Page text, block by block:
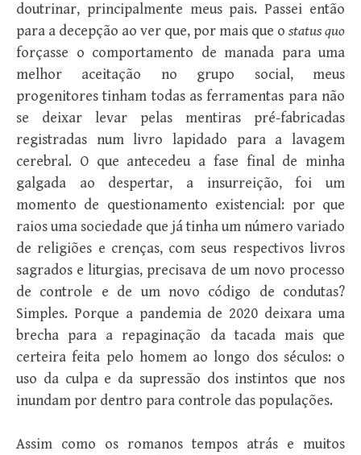
doutrinar, principalmente meus pais. Passei então
para a decepção ao ver que, por mais que o statusquo
forçasse o comportamento de manada para uma
melhor aceitação no grupo social, meus
progenitores tinham todas as ferramentas para não
se deixar levar pelas mentiras pré-fabricadas
registradas num livro lapidado para a lavagem
cerebral. O que antecedeu a fase final de minha
galgada ao despertar, a insurreição, foi um
momento de questionamento existencial: por que
raios uma sociedade que já tinha um número variado
de religiões e crenças, com seus respectivos livros
sagrados e liturgias, precisava de um novo processo
de controle e de um novo código de condutas?
Simples. Porque a pandemia de 2020 deixara uma
brecha para a repaginação da tacada mais que
certeira feita pelo homem ao longo dos séculos: o
uso da culpa e da supressão dos instintos que nos
inundam por dentro para controle das populações.
Assim como os romanos tempos atrás e muitos